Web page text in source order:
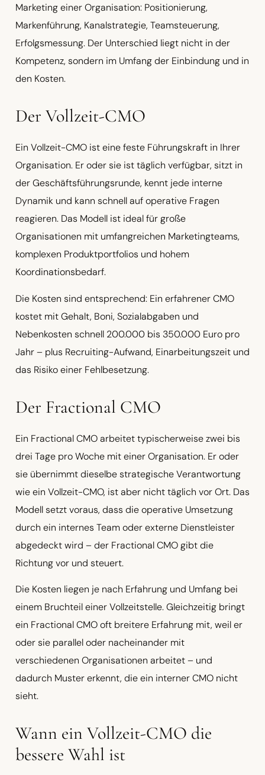
Marketing einer Organisation: Positionierung,
Markenführung, Kanalstrategie, Teamsteuerung,
Erfolgsmessung. Der Unterschied liegt nicht in der
Kompetenz, sondern im Umfang der Einbindung und in
den Kosten.
Der Vollzeit-CMO
Ein Vollzeit-CMO ist eine feste Führungskraft in Ihrer
Organisation. Er oder sie ist täglich verfügbar, sitzt in
der Geschäftsführungsrunde, kennt jede interne
Dynamik und kann schnell auf operative Fragen
reagieren. Das Modell ist ideal für große
Organisationen mit umfangreichen Marketingteams,
komplexen Produktportfolios und hohem
Koordinationsbedarf.
Die Kosten sind entsprechend: Ein erfahrener CMO
kostet mit Gehalt, Boni, Sozialabgaben und
Nebenkosten schnell 200.000 bis 350.000 Euro pro
Jahr – plus Recruiting-Aufwand, Einarbeitungszeit und
das Risiko einer Fehlbesetzung.
Der Fractional CMO
Ein Fractional CMO arbeitet typischerweise zwei bis
drei Tage pro Woche mit einer Organisation. Er oder
sie übernimmt dieselbe strategische Verantwortung
wie ein Vollzeit-CMO, ist aber nicht täglich vor Ort. Das
Modell setzt voraus, dass die operative Umsetzung
durch ein internes Team oder externe Dienstleister
abgedeckt wird – der Fractional CMO gibt die
Richtung vor und steuert.
Die Kosten liegen je nach Erfahrung und Umfang bei
einem Bruchteil einer Vollzeitstelle. Gleichzeitig bringt
ein Fractional CMO oft breitere Erfahrung mit, weil er
oder sie parallel oder nacheinander mit
verschiedenen Organisationen arbeitet – und
dadurch Muster erkennt, die ein interner CMO nicht
sieht.
Wann ein Vollzeit-CMO die
bessere Wahl ist